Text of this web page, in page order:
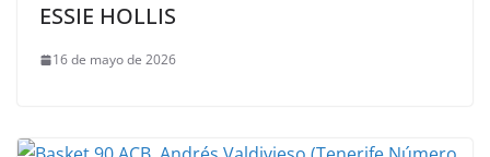
ESSIE HOLLIS
16 de mayo de 2026